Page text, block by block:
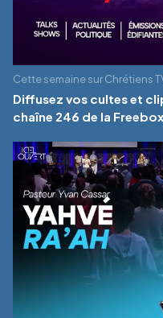
Cette semaine sur Chrétiens
Diffusez vos cultes et
chaîne 246 de la